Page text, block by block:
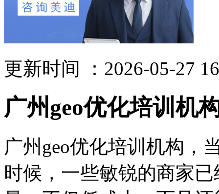
更新时间 ：2026-05-27
广州geo优化培训机
广州geo优化培训机构，
时候，一些敏锐的商家